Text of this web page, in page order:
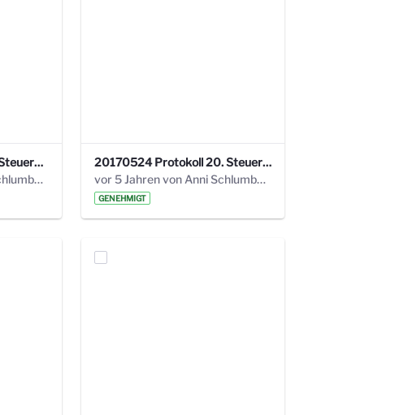
20171018 Protokoll 21. Steuerungskreis.pdf
vor 5 Jahren von Anni Schlumberger
20170524 Protokoll 20. Steuerungskreis.pdf
vor 5 Jahren von Anni Schlumberger
GENEHMIGT